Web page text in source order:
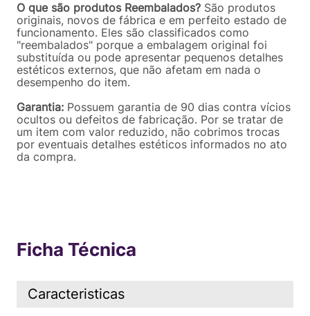
O que são produtos Reembalados? São produtos
originais, novos de fábrica e em perfeito estado de
funcionamento. Eles são classificados como
"reembalados" porque a embalagem original foi
substituída ou pode apresentar pequenos detalhes
estéticos externos, que não afetam em nada o
desempenho do item.
Garantia: Possuem garantia de 90 dias contra vícios
ocultos ou defeitos de fabricação. Por se tratar de
um item com valor reduzido, não cobrimos trocas
por eventuais detalhes estéticos informados no ato
da compra.
Ficha Técnica
Caracteristicas